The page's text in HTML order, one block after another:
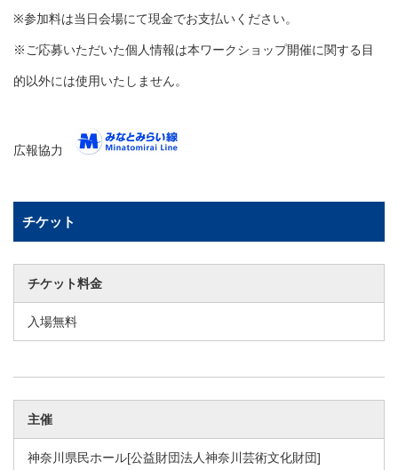
※参加料は当日会場にて現金でお支払いください。
※ご応募いただいた個人情報は本ワークショップ開催に関する目
的以外には使用いたしません。
広報協力
チケット
チケット料金
入場無料
主催
神奈川県民ホール[公益財団法人神奈川芸術文化財団]